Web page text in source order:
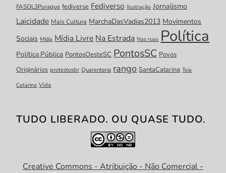
FASOL3Puraque fediverse Fediverso Ilustração Jornalismo
Laicidade Mais Cultura MarchaDasVadias2013 Movimentos
Sociais Mídia Mídia Livre Na Estrada Nas ruas Política
Política Pública PontosOesteSC PontosSC Povos
Originários protestosbr Quarentena rango SantaCatarina Teia
Catarina Vida
TUDO LIBERADO. OU QUASE TUDO.
Creative Commons - Atribuição - Não Comercial -